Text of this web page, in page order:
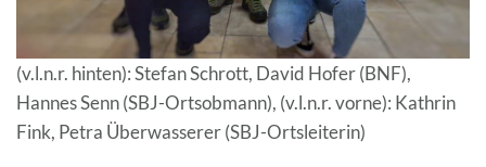
(v.l.n.r. hinten): Stefan Schrott, David Hofer (BNF),
Hannes Senn (SBJ-Ortsobmann), (v.l.n.r. vorne): Kathrin
Fink, Petra Überwasserer (SBJ-Ortsleiterin)